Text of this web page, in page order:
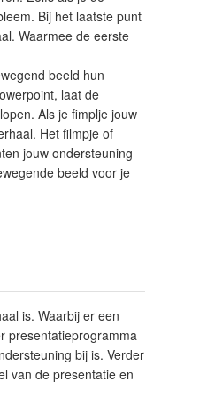
Bij het laatste punt
Waarmee de eerste
beeld hun
laat de
Als je fimplje jouw
Het filmpje of
jouw ondersteuning
beeld voor je
is. Waarbij er een
presentatieprogramma
bij is. Verder
van de presentatie en